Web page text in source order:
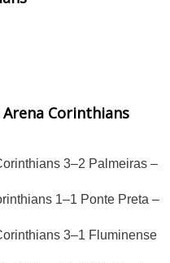
Corinthians
3–2 Palmeiras –
1–1 Ponte Preta –
3–1 Fluminense